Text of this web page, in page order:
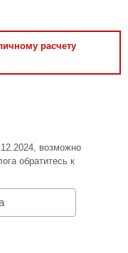
расчету
возможно
обратитесь к